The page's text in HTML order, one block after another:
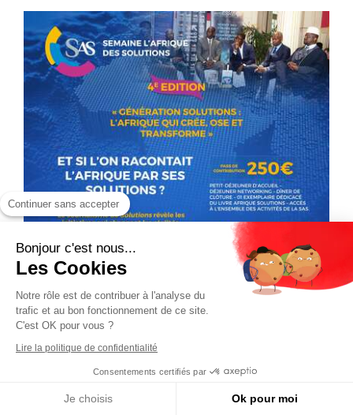
Continuer sans accepter
Bonjour c'est nous...
Les Cookies
Notre rôle est de contribuer à l'analyse du
trafic et au bon fonctionnement de ce site.
C'est OK pour vous ?
Lire la politique de confidentialité
Consentements certifiés par
Je choisis Ok pour moi